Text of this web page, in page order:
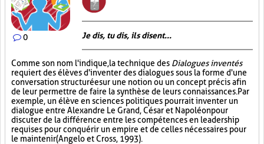
0 Je dis, tu dis, ils disent...
Comme son nom l'indique, la technique des Dialogues inventés
requiert des élèves d'inventer des dialogues sous la forme d'une
conversation structurée sur une notion ou un concept précis afin
de leur permettre de faire la synthèse de leurs connaissances. Par
exemple, un élève en sciences politiques pourrait inventer un
dialogue entre Alexandre Le Grand, César et Napoléon pour
discuter de la différence entre les compétences en leadership
requises pour conquérir un empire et de celles nécessaires pour
le maintenir (Angelo et Cross, 1993).